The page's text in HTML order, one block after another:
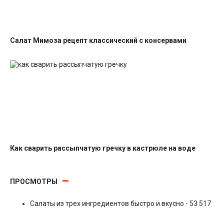
Салат Мимоза рецепт классический с консервами
Как сварить рассыпчатую гречку в кастрюле на воде
ПРОСМОТРЫ
Салаты из трех ингредиентов быстро и вкусно - 53 517